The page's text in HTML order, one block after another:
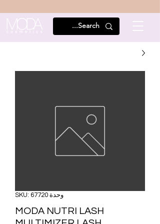
وحدة SKU: 67720
MODA NUTRI LASH